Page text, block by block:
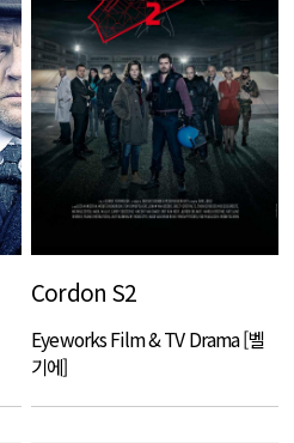
Cordon S2
Eyeworks Film & TV Drama [벨
기에]